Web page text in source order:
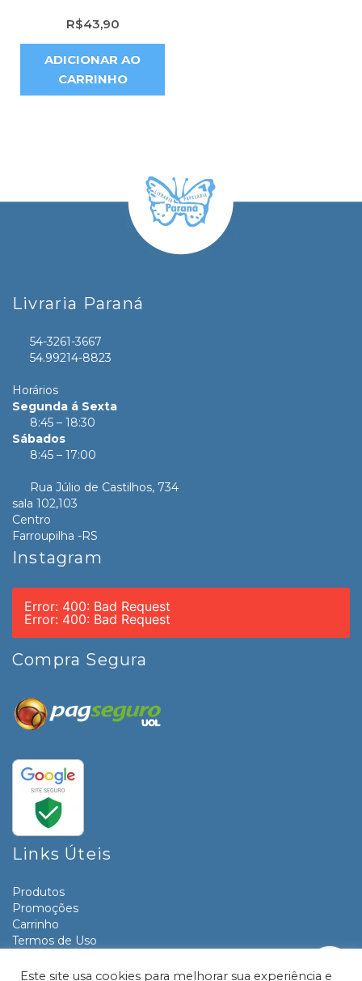
R$43,90
ADICIONAR AO
CARRINHO
Livraria Paraná
54-3261-3667
54.99214-8823
Horários
Segunda á Sexta
8:45 – 18:30
Sábados
8:45 – 17:00
Rua Júlio de Castilhos, 734
sala 102,103
Centro
Farroupilha -RS
Instagram
Error: 400: Bad Request
Error: 400: Bad Request
Compra Segura
Links Úteis
Produtos
Promoções
Carrinho
Termos de Uso
Contato
Este site usa cookies para melhorar sua experiência e